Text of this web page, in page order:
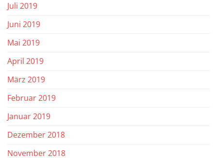
Juli 2019
Juni 2019
Mai 2019
April 2019
März 2019
Februar 2019
Januar 2019
Dezember 2018
November 2018